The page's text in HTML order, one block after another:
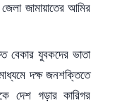
জামায়াতের আমির
বেকার যুবকদের ভাতা
দক্ষ জনশক্তিতে
দেশ গড়ার কারিগর